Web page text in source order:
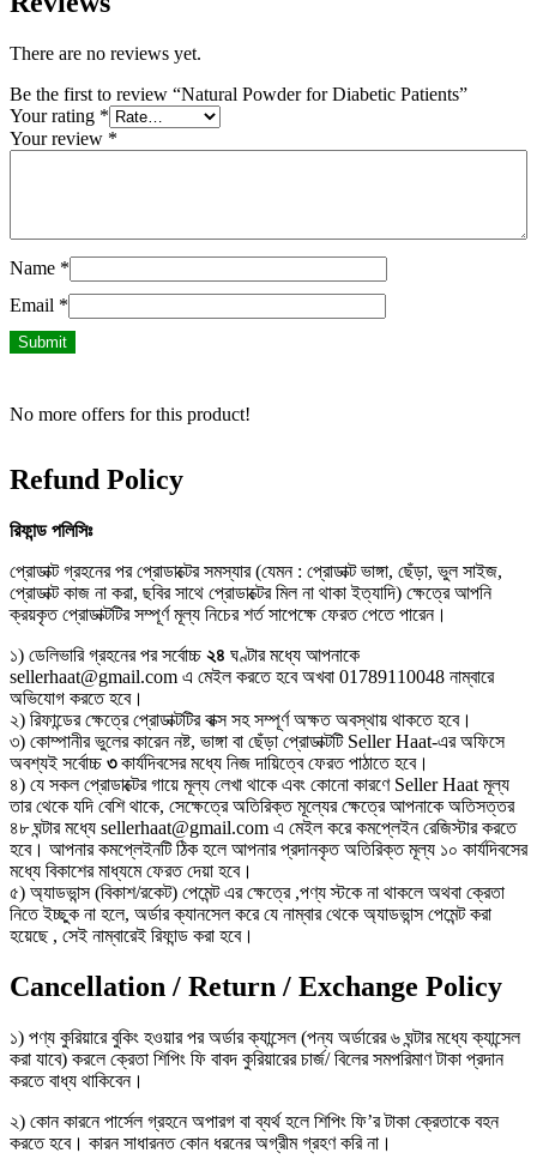
There are no reviews yet.
Be the first to review “Natural Powder for Diabetic Patients”
Your rating *
Your review *
Name *
Email *
No more offers for this product!
Refund Policy
রিফান্ড পলিসিঃ
প্রোডাক্ট গ্রহনের পর প্রোডাক্টের সমস্যার (যেমন : প্রোডাক্ট ভাঙ্গা, ছেঁড়া, ভুল সাইজ,
প্রোডাক্ট কাজ না করা, ছবির সাথে প্রোডাক্টের মিল না থাকা ইত্যাদি) ক্ষেত্রে আপনি
ক্রয়কৃত প্রোডাক্টটির সম্পূর্ণ মূল্য নিচের শর্ত সাপেক্ষে ফেরত পেতে পারেন।
১) ডেলিভারি গ্রহনের পর সর্বোচ্চ ২৪ ঘণ্টার মধ্যে আপনাকে
sellerhaat@gmail.com এ মেইল করতে হবে অখবা 01789110048 নাম্বারে
অভিযোগ করতে হবে।
২) রিফান্ডের ক্ষেত্রে প্রোডাক্টটির বাক্স সহ সম্পূর্ণ অক্ষত অবস্থায় থাকতে হবে।
৩) কোম্পানীর ভুলের কারেন নষ্ট, ভাঙ্গা বা ছেঁড়া প্রোডাক্টটি Seller Haat-এর অফিসে
অবশ্যই সর্বোচ্চ ৩কার্যদিবসের মধ্যে নিজ দায়িত্বে ফেরত পাঠাতে হবে।
৪) যে সকল প্রোডাক্টের গায়ে মূল্য লেখা থাকে এবং কোনো কারণে Seller Haat মূল্য
তার থেকে যদি বেশি থাকে, সেক্ষেত্রে অতিরিক্ত মূল্যের ক্ষেত্রে আপনাকে অতিসত্তর
৪৮ ঘন্টার মধ্যে sellerhaat@gmail.com এ মেইল করে কমপ্লেইন রেজিস্টার করতে
হবে। আপনার কমপ্লেইনটি ঠিক হলে আপনার প্রদানকৃত অতিরিক্ত মূল্য ১০ কার্যদিবসের
মধ্যে বিকাশের মাধ্যমে ফেরত দেয়া হবে।
৫) অ্যাডভান্স (বিকাশ/রকেট) পেমেন্ট এর ক্ষেত্রে ,পণ্য স্টকে না থাকলে অথবা ক্রেতা
নিতে ইচ্ছুক না হলে, অর্ডার ক্যানসেল করে যে নাম্বার থেকে অ্যাডভান্স পেমেন্ট করা
হয়েছে , সেই নাম্বারেই রিফান্ড করা হবে।
Cancellation / Return / Exchange Policy
১) পণ্য কুরিয়ারে বুকিং হওয়ার পর অর্ডার ক্যান্সেল (পন্য অর্ডারের ৬ ঘন্টার মধ্যে ক্যান্সেল
করা যাবে) করলে ক্রেতা শিপিং ফি বাবদ কুরিয়ারের চার্জ/ বিলের সমপরিমাণ টাকা প্রদান
করতে বাধ্য থাকিবেন।
২) কোন কারনে পার্সেল গ্রহনে অপারগ বা ব্যর্থ হলে শিপিং ফি’র টাকা ক্রেতাকে বহন
করতে হবে। কারন সাধারনত কোন ধরনের অগ্রীম গ্রহণ করি না।